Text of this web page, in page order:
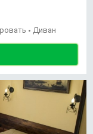
• Диван